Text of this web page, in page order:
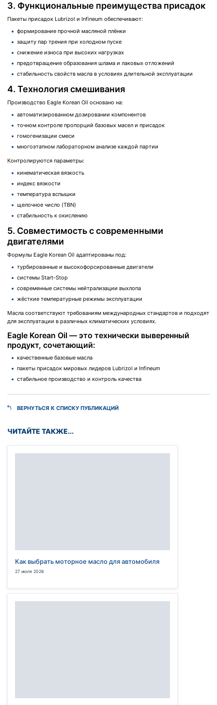
3. Функциональные преимущества присадок
Пакеты присадок Lubrizol и Infineum обеспечивают:
формирование прочной масляной плёнки
защиту пар трения при холодном пуске
снижение износа при высоких нагрузках
предотвращение образования шлама и лаковых отложений
стабильность свойств масла в условиях длительной эксплуатации
4. Технология смешивания
Производство Eagle Korean Oil основано на:
автоматизированном дозировании компонентов
точном контроле пропорций базовых масел и присадок
гомогенизации смеси
многоэтапном лабораторном анализе каждой партии
Контролируются параметры:
кинематическая вязкость
индекс вязкости
температура вспышки
щелочное число (TBN)
стабильность к окислению
5. Совместимость с современными
двигателями
Формулы Eagle Korean Oil адаптированы под:
турбированные и высокофорсированные двигатели
системы Start-Stop
современные системы нейтрализации выхлопа
жёсткие температурные режимы эксплуатации
Масла соответствуют требованиям международных стандартов и подходят
для эксплуатации в различных климатических условиях.
Eagle Korean Oil — это технически выверенный
продукт, сочетающий:
качественные базовые масла
пакеты присадок мировых лидеров Lubrizol и Infineum
стабильное производство и контроль качества
ВЕРНУТЬСЯ К СПИСКУ ПУБЛИКАЦИЙ
ЧИТАЙТЕ ТАКЖЕ...
Как выбрать моторное масло для автомобиля
27 июля 2026